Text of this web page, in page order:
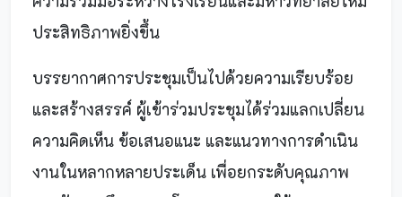
ประสิทธิภาพยิ่งขึ้น
บรรยากาศการประชุมเป็นไปด้วยความเรียบร้อย
และสร้างสรรค์ ผู้เข้าร่วมประชุมได้ร่วมแลกเปลี่ยน
ความคิดเห็น ข้อเสนอแนะ และแนวทางการดำเนิน
งานในหลากหลายประเด็น เพื่อยกระดับคุณภาพ